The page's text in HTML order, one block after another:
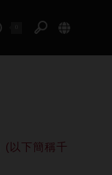
(以下簡稱千